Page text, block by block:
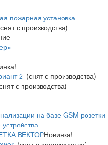
пожарная установка
с производства)
2 (снят с производства)
с производства)
на базе GSM розетки
ВЕКТОРНовинка!